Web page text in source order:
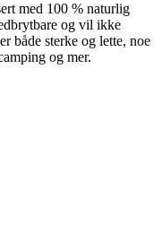
med 100 % naturlig
og vil ikke
både sterke og lette, noe
og mer.